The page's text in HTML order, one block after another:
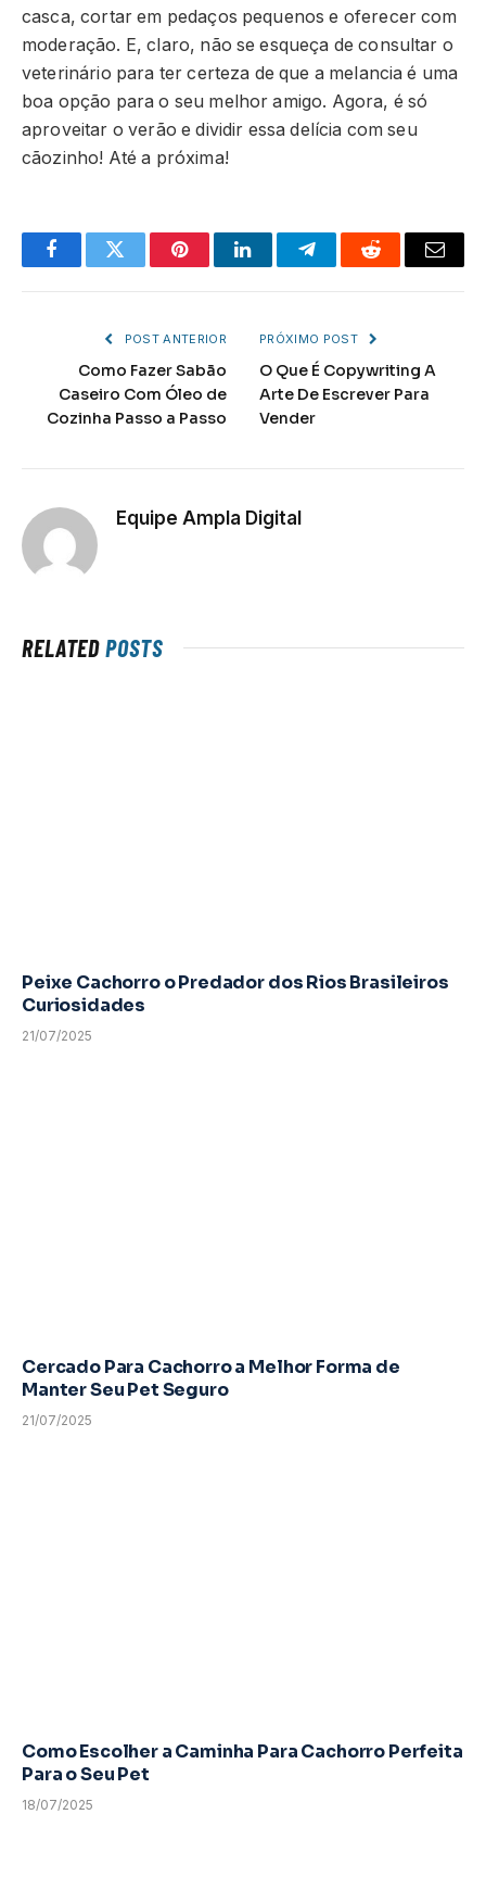
casca, cortar em pedaços pequenos e oferecer com
moderação. E, claro, não se esqueça de consultar o
veterinário para ter certeza de que a melancia é uma
boa opção para o seu melhor amigo. Agora, é só
aproveitar o verão e dividir essa delícia com seu
cãozinho! Até a próxima!
FacebookTwitter PinterestLinkedInTelegramReddit Email
POST ANTERIOR
Como Fazer Sabão
Caseiro Com Óleo de
Cozinha Passo a Passo
PRÓXIMO POST
O Que É Copywriting A
Arte De Escrever Para
Vender
Equipe Ampla Digital
RELATEDPOSTS
Peixe Cachorro o Predador dos Rios Brasileiros
Curiosidades
21/07/2025
Cercado Para Cachorro a Melhor Forma de
Manter Seu Pet Seguro
21/07/2025
Como Escolher a Caminha Para Cachorro Perfeita
Para o Seu Pet
18/07/2025